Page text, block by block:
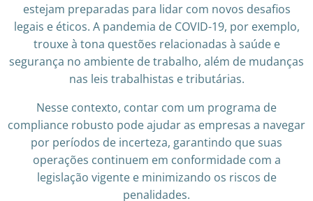
estejam preparadas para lidar com novos desafios
legais e éticos. A pandemia de COVID-19, por exemplo,
trouxe à tona questões relacionadas à saúde e
segurança no ambiente de trabalho, além de mudanças
nas leis trabalhistas e tributárias.
Nesse contexto, contar com um programa de
compliance robusto pode ajudar as empresas a navegar
por períodos de incerteza, garantindo que suas
operações continuem em conformidade com a
legislação vigente e minimizando os riscos de
penalidades.